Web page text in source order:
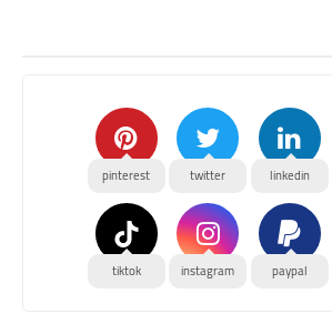
linkedin
twitter
pinterest
paypal
instagram
tiktok